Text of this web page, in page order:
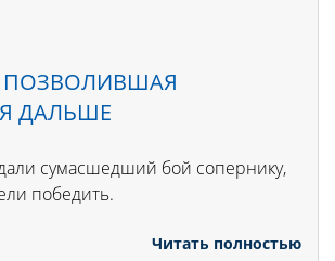
ПОЗВОЛИВШАЯ
ДАЛЬШЕ
сумасшедший бой сопернику,
победить.
Читать полностью